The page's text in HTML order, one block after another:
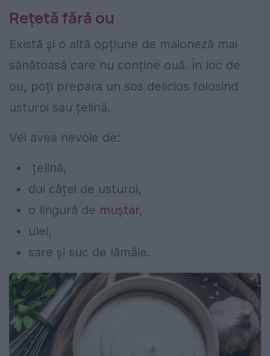
Rețetă fără ou
Există și o altă opțiune de maioneză mai
sănătoasă care nu conține ouă. În loc de
ou, poți prepara un sos delicios folosind
usturoi sau țelină.
Vei avea nevoie de:
țelină,
doi căței de usturoi,
o lingură de muștar,
ulei,
sare și suc de lămâie.